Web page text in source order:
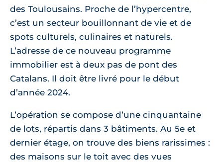
des Toulousains. Proche de l’hypercentre,
c’est un secteur bouillonnant de vie et de
spots culturels, culinaires et naturels.
L’adresse de ce nouveau programme
immobilier est à deux pas de pont des
Catalans. Il doit être livré pour le début
d’année 2024.
L’opération se compose d’une cinquantaine
de lots, répartis dans 3 bâtiments. Au 5e et
dernier étage, on trouve des biens rarissimes :
des maisons sur le toit avec des vues